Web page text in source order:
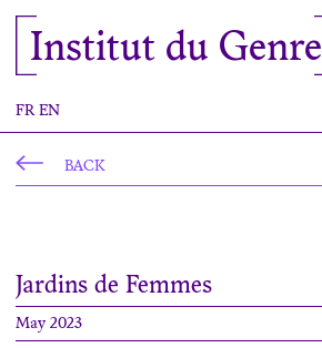
Institut du Genre
FR EN
BACK
Jardins de Femmes
May 2023